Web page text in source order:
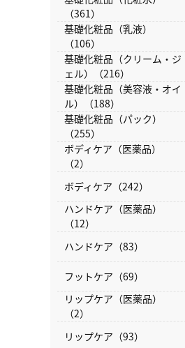
（361）
基礎化粧品（乳液）
（106）
基礎化粧品（クリーム・ジ
ェル）（216）
基礎化粧品（美容液・オイ
ル）（188）
基礎化粧品（パック）
（255）
ボディケア（医薬品）
（2）
ボディケア（242）
ハンドケア（医薬品）
（12）
ハンドケア（83）
フットケア（69）
リップケア（医薬品）
（2）
リップケア（93）